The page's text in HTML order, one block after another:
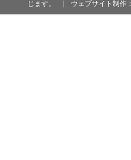
じます。 | ウェブサイト制作：